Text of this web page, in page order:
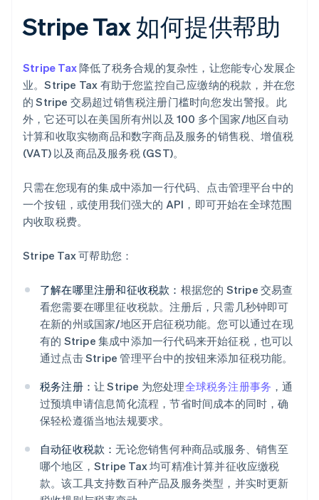
Stripe Tax 如何提供帮助
Stripe Tax降低了税务合规的复杂性，让您能专心发展企
业。Stripe Tax 有助于您监控自己应缴纳的税款，并在您
的 Stripe 交易超过销售税注册门槛时向您发出警报。此
外，它还可以在美国所有州以及 100 多个国家/地区自动
计算和收取实物商品和数字商品及服务的销售税、增值税
(VAT) 以及商品及服务税 (GST)。
只需在您现有的集成中添加一行代码、点击管理平台中的
一个按钮，或使用我们强大的 API，即可开始在全球范围
内收取税费。
Stripe Tax 可帮助您：
了解在哪里注册和征收税款： 根据您的 Stripe 交易查
看您需要在哪里征收税款。注册后，只需几秒钟即可
在新的州或国家/地区开启征税功能。您可以通过在现
有的 Stripe 集成中添加一行代码来开始征税，也可以
通过点击 Stripe 管理平台中的按钮来添加征税功能。
税务注册： 让 Stripe 为您处理全球税务注册事务 ，通
过预填申请信息简化流程，节省时间成本的同时，确
保轻松遵循当地法规要求。
自动征收税款：无论您销售何种商品或服务、销售至
哪个地区，Stripe Tax 均可精准计算并征收应缴税
款。该工具支持数百种产品及服务类型，并实时更新
阿联酋
English
爱尔兰
English